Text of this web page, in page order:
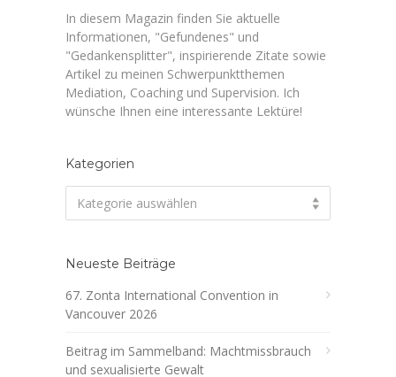
In diesem Magazin finden Sie aktuelle
Informationen, "Gefundenes" und
"Gedankensplitter", inspirierende Zitate sowie
Artikel zu meinen Schwerpunktthemen
Mediation, Coaching und Supervision. Ich
wünsche Ihnen eine interessante Lektüre!
Kategorien
Kategorie auswählen
Neueste Beiträge
67. Zonta International Convention in
Vancouver 2026
Beitrag im Sammelband: Machtmissbrauch
und sexualisierte Gewalt